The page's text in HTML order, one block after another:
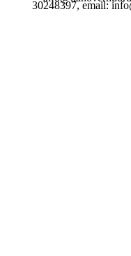
30248397, email: